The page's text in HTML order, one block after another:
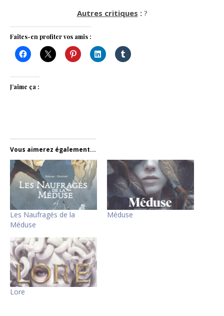
Autres critiques : ?
Faites-en profiter vos amis :
J’aime ça :
Vous aimerez également...
Les Naufragés de la
Méduse
Méduse
Lore